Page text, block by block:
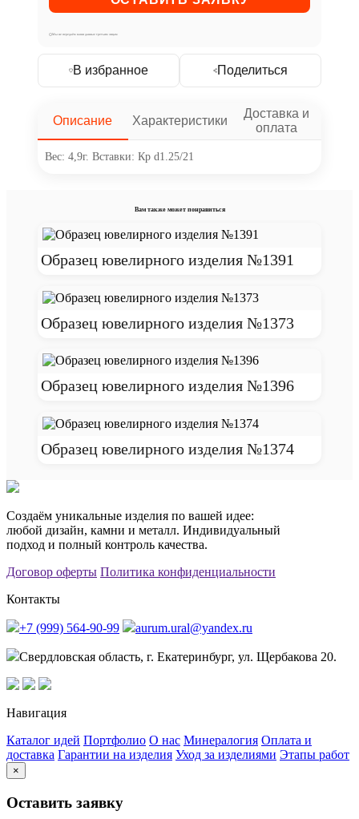
Мы не передаём ваши данные третьим лицам
В избранное Поделиться
Описание Характеристики
Доставка и
оплата
Вес: 4,9г. Вставки: Кр d1.25/21
Вам также может понравиться
Образец ювелирного изделия №1391
Образец ювелирного изделия №1373
Образец ювелирного изделия №1396
Образец ювелирного изделия №1374
Создаём уникальные изделия по вашей идее:
любой дизайн, камни и металл. Индивидуальный
подход и полный контроль качества.
Договор оферты Политика конфиденциальности
Контакты
+7 (999) 564-90-99 aurum.ural@yandex.ru
Свердловская область, г. Екатеринбург, ул. Щербакова 20.
Навигация
Каталог идей Портфолио О нас Минералогия Оплата и
доставка Гарантии на изделия Уход за изделиями Этапы работ
×
Оставить заявку